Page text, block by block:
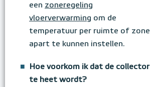
een zoneregeling
vloerverwarming om de
temperatuur per ruimte of zone
apart te kunnen instellen.
■
Hoe voorkom ik dat de collector
te heet wordt?